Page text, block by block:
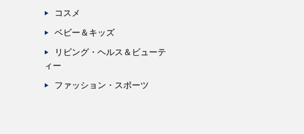
コスメ
ベビー＆キッズ
リビング・ヘルス＆ビューテ
ィー
ファッション・スポーツ